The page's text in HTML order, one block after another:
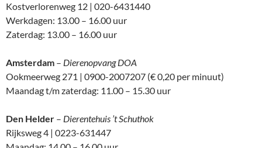
Kostverlorenweg 12 | 020-6431440
Werkdagen: 13.00 – 16.00 uur
Zaterdag: 13.00 – 16.00 uur
Amsterdam – Dierenopvang DOA
Ookmeerweg 271 | 0900-2007207 (€ 0,20 per minuut)
Maandag t/m zaterdag: 11.00 – 15.30 uur
Den Helder – Dierentehuis ’t Schuthok
Rijksweg 4 | 0223-631447